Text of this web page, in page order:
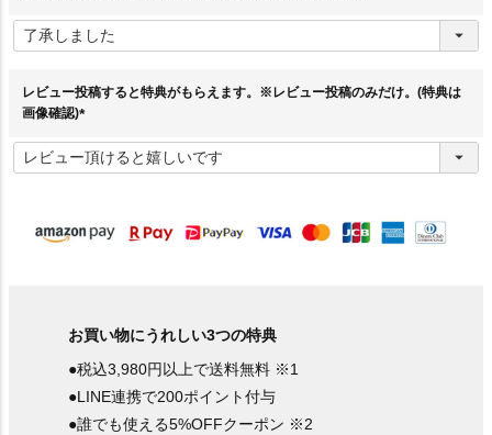
須
レビュー投稿すると特典がもらえます。※レビュー投稿のみだけ。(特典は
画像確認)
必
須
お買い物にうれしい3つの特典
●税込3,980円以上で送料無料 ※1
●LINE連携で200ポイント付与
●誰でも使える5%OFFクーポン ※2